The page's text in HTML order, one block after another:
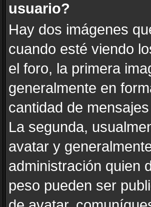
usuario?
Hay dos imágenes
cuando esté viendo
el foro, la primera
generalmente en
cantidad de
La segunda,
avatar y
administración quien
peso pueden ser